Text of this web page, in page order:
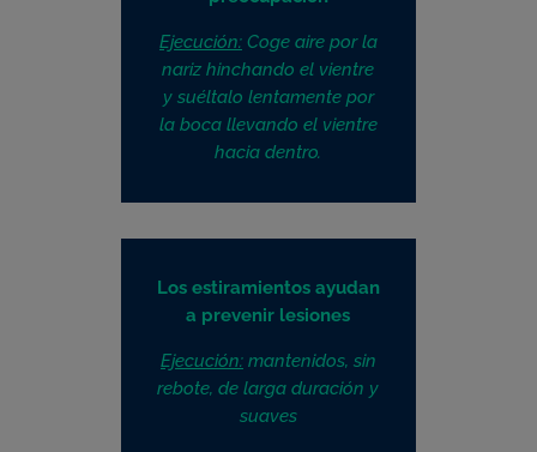
Ejecución:Coge aire por la
nariz hinchando el vientre
y suéltalo lentamente por
la boca llevando el vientre
hacia dentro.
Los estiramientos ayudan
a prevenir lesiones
Ejecución:mantenidos, sin
rebote, de larga duración y
suaves